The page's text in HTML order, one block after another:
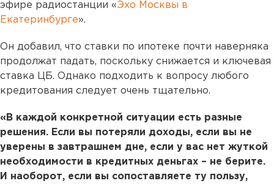
эфире радиостанции «Эхо Москвы в
Екатеринбурге».
Он добавил, что ставки по ипотеке почти наверняка
продолжат падать, поскольку снижается и ключевая
ставка ЦБ. Однако подходить к вопросу любого
кредитования следует очень тщательно.
«В каждой конкретной ситуации есть разные
решения. Если вы потеряли доходы, если вы не
уверены в завтрашнем дне, если у вас нет жуткой
необходимости в кредитных деньгах – не берите.
И наоборот, если вы сопоставляете ту пользу,